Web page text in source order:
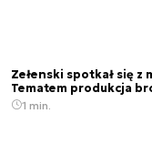
Zełenski spotkał się
Tematem produkcja
1 min.